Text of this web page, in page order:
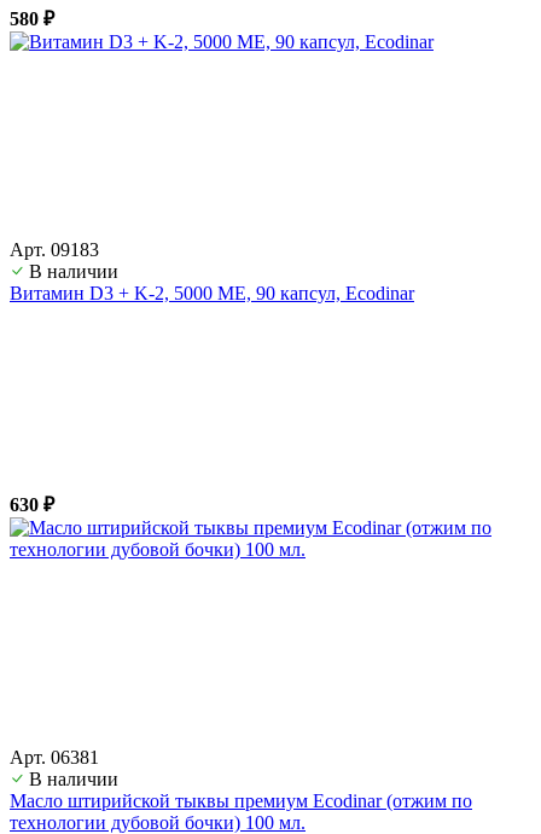
580 ₽
Арт. 09183
В наличии
Витамин D3 + K-2, 5000 ME, 90 капсул, Ecodinar
630 ₽
Арт. 06381
В наличии
Масло штирийской тыквы премиум Ecodinar (отжим по
технологии дубовой бочки) 100 мл.